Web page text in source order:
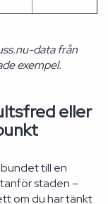
data från
exempel.
eller
till en
staden –
om du har tänkt